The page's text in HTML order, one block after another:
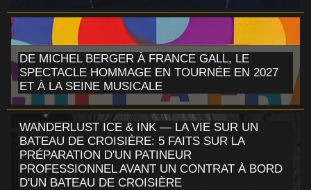
DE MICHEL BERGER À FRANCE GALL, LE
SPECTACLE HOMMAGE EN TOURNÉE EN 2027
ET À LA SEINE MUSICALE
WANDERLUST ICE & INK — LA VIE SUR UN
BATEAU DE CROISIÈRE: 5 FAITS SUR LA
PRÉPARATION D'UN PATINEUR
PROFESSIONNEL AVANT UN CONTRAT À BORD
D'UN BATEAU DE CROISIÈRE